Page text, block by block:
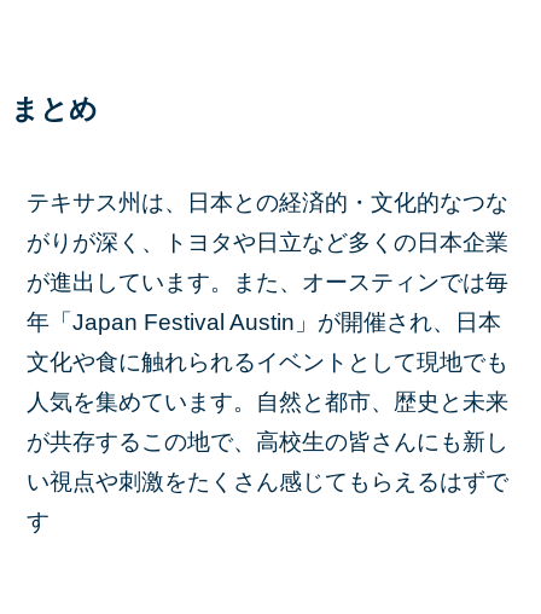
まとめ
テキサス州は、日本との経済的・文化的なつな
がりが深く、トヨタや日立など多くの日本企業
が進出しています。また、オースティンでは毎
年「Japan Festival Austin」が開催され、日本
文化や食に触れられるイベントとして現地でも
人気を集めています。自然と都市、歴史と未来
が共存するこの地で、高校生の皆さんにも新し
い視点や刺激をたくさん感じてもらえるはずで
す